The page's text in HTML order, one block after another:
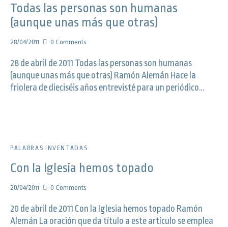
Todas las personas son humanas
(aunque unas más que otras)
28/04/2011 0 Comments
28 de abril de 2011 Todas las personas son humanas
(aunque unas más que otras) Ramón Alemán Hace la
friolera de dieciséis años entrevisté para un periódico…
PALABRAS INVENTADAS
Con la Iglesia hemos topado
20/04/2011 0 Comments
20 de abril de 2011 Con la Iglesia hemos topado Ramón
Alemán La oración que da título a este artículo se emplea